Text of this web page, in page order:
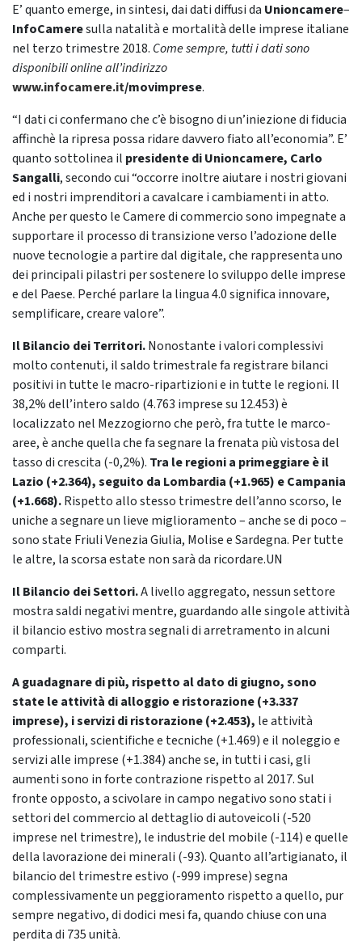
E’ quanto emerge, in sintesi, dai dati diffusi da Unioncamere–
InfoCameresulla natalità e mortalità delle imprese italiane
nel terzo trimestre 2018. Come sempre, tutti i dati sono
disponibili online all’indirizzo
www.infocamere.it/movimprese.
“I dati ci confermano che c’è bisogno di un’iniezione di fiducia
affinchè la ripresa possa ridare davvero fiato all’economia”. E’
quanto sottolinea il presidente di Unioncamere, Carlo
Sangalli, secondo cui “occorre inoltre aiutare i nostri giovani
ed i nostri imprenditori a cavalcare i cambiamenti in atto.
Anche per questo le Camere di commercio sono impegnate a
supportare il processo di transizione verso l’adozione delle
nuove tecnologie a partire dal digitale, che rappresenta uno
dei principali pilastri per sostenere lo sviluppo delle imprese
e del Paese. Perché parlare la lingua 4.0 significa innovare,
semplificare, creare valore”.
Il Bilancio dei Territori.Nonostante i valori complessivi
molto contenuti, il saldo trimestrale fa registrare bilanci
positivi in tutte le macro-ripartizioni e in tutte le regioni. Il
38,2% dell’intero saldo (4.763 imprese su 12.453) è
localizzato nel Mezzogiorno che però, fra tutte le marco-
aree, è anche quella che fa segnare la frenata più vistosa del
tasso di crescita (-0,2%). Tra le regioni a primeggiare è il
Lazio (+2.364), seguito da Lombardia (+1.965) e Campania
(+1.668).Rispetto allo stesso trimestre dell’anno scorso, le
uniche a segnare un lieve miglioramento – anche se di poco –
sono state Friuli Venezia Giulia, Molise e Sardegna. Per tutte
le altre, la scorsa estate non sarà da ricordare.UN
Il Bilancio dei Settori.A livello aggregato, nessun settore
mostra saldi negativi mentre, guardando alle singole attività
il bilancio estivo mostra segnali di arretramento in alcuni
comparti.
A guadagnare di più, rispetto al dato di giugno, sono
state le attività di alloggio e ristorazione (+3.337
imprese), i servizi di ristorazione (+2.453), le attività
professionali, scientifiche e tecniche (+1.469) e il noleggio e
servizi alle imprese (+1.384) anche se, in tutti i casi, gli
aumenti sono in forte contrazione rispetto al 2017. Sul
fronte opposto, a scivolare in campo negativo sono stati i
settori del commercio al dettaglio di autoveicoli (-520
imprese nel trimestre), le industrie del mobile (-114) e quelle
della lavorazione dei minerali (-93). Quanto all’artigianato, il
bilancio del trimestre estivo (-999 imprese) segna
complessivamente un peggioramento rispetto a quello, pur
sempre negativo, di dodici mesi fa, quando chiuse con una
perdita di 735 unità.